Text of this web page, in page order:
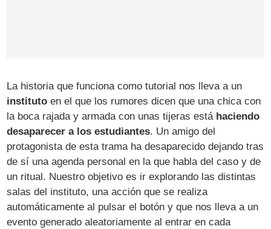
La historia que funciona como tutorial nos lleva a un
instituto en el que los rumores dicen que una chica con
la boca rajada y armada con unas tijeras está haciendo
desaparecer a los estudiantes. Un amigo del
protagonista de esta trama ha desaparecido dejando tras
de sí una agenda personal en la que habla del caso y de
un ritual. Nuestro objetivo es ir explorando las distintas
salas del instituto, una acción que se realiza
automáticamente al pulsar el botón y que nos lleva a un
evento generado aleatoriamente al entrar en cada